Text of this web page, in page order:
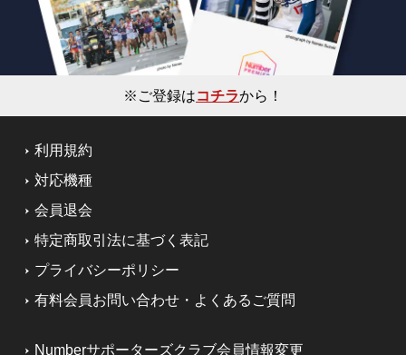
※ご登録はコチラから！
利用規約
対応機種
会員退会
特定商取引法に基づく表記
プライバシーポリシー
有料会員お問い合わせ・よくあるご質問
Numberサポーターズクラブ会員情報変更